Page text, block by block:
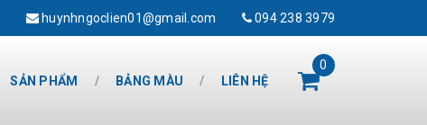
huynhngoclien01@gmail.com 094 238 3979
SẢN PHẨM BẢNG MÀU LIÊN HỆ
0